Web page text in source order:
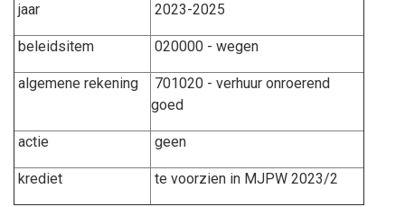
jaar 2023-2025
beleidsitem 020000 - wegen
algemene rekening
701020 - verhuur onroerend
goed
actie geen
krediet te voorzien in MJPW 2023/2